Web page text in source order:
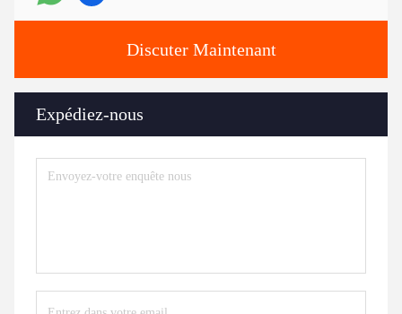
Discuter Maintenant
Expédiez-nous